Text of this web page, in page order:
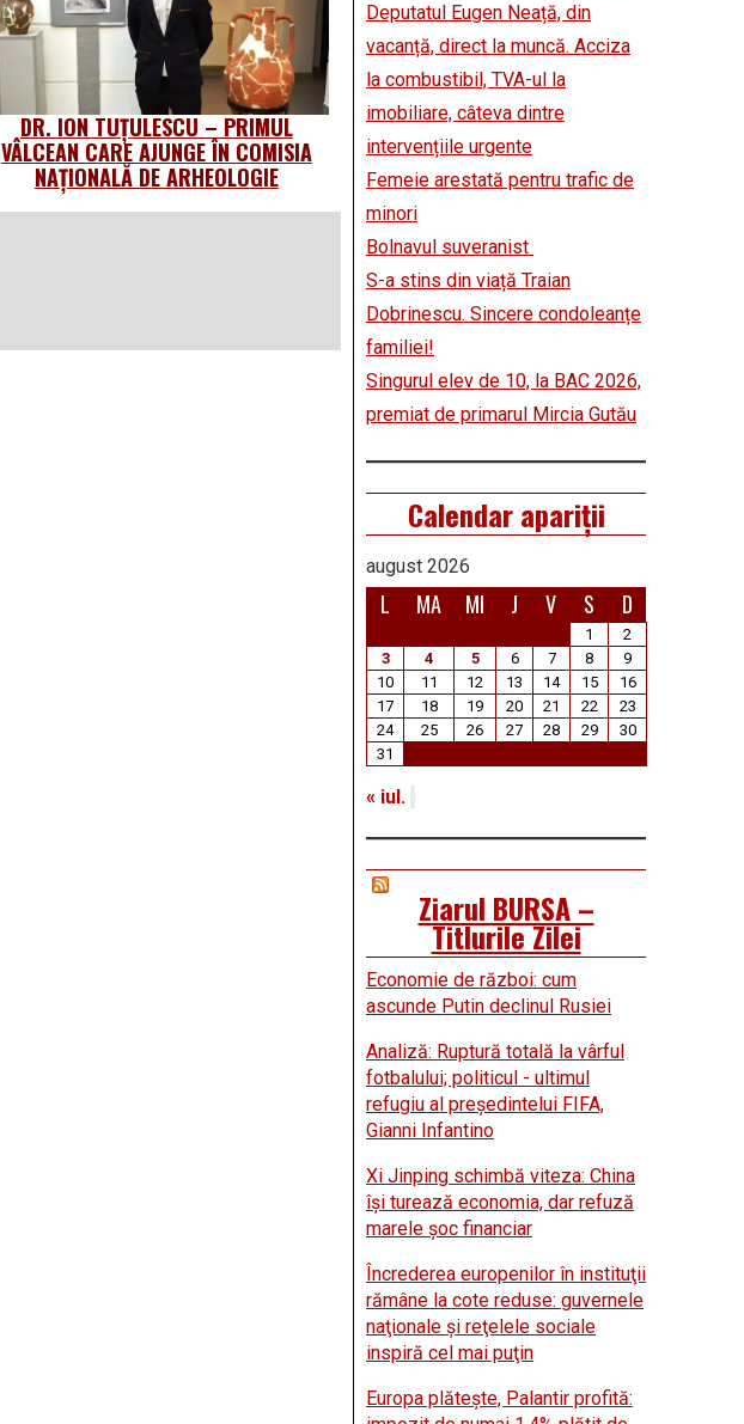
DR. ION TUȚULESCU – PRIMUL
VÂLCEAN CARE AJUNGE ÎN COMISIA
NAȚIONALĂ DE ARHEOLOGIE
Deputatul Eugen Neață, din
vacanță, direct la muncă. Acciza
la combustibil, TVA-ul la
imobiliare, câteva dintre
intervențiile urgente
Femeie arestată pentru trafic de
minori
Bolnavul suveranist
S-a stins din viață Traian
Dobrinescu. Sincere condoleanțe
familiei!
Singurul elev de 10, la BAC 2026,
premiat de primarul Mircia Gutău
Calendar apariții
august 2026
L MA MI J V S D
1
2
3
4 5 6 7 8
9
10
11 12 13 14 15
16
17
18 19 20 21 22
23
24
25 26 27 28 29
30
31
« iul.
Ziarul BURSA –
Titlurile Zilei
Economie de război: cum
ascunde Putin declinul Rusiei
Analiză: Ruptură totală la vârful
fotbalului; politicul - ultimul
refugiu al preşedintelui FIFA,
Gianni Infantino
Xi Jinping schimbă viteza: China
îşi turează economia, dar refuză
marele şoc financiar
Încrederea europenilor în instituţii
rămâne la cote reduse: guvernele
naţionale şi reţelele sociale
inspiră cel mai puţin
Europa plăteşte, Palantir profită: